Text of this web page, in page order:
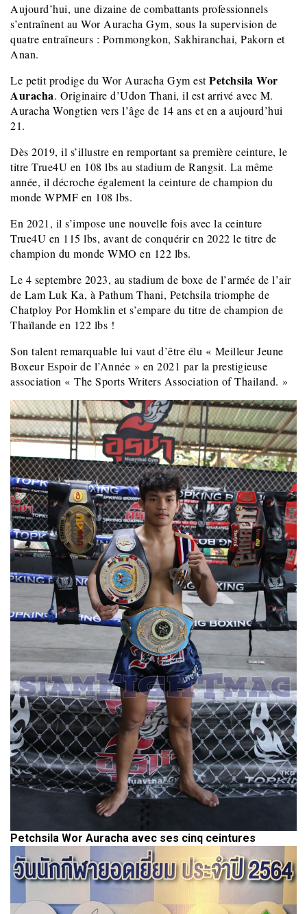
Aujourd’hui, une dizaine de combattants professionnels
s’entraînent au Wor Auracha Gym, sous la supervision de
quatre entraîneurs : Pornmongkon, Sakhiranchai, Pakorn et
Anan.
Le petit prodige du Wor Auracha Gym estPetchsila Wor
Auracha. Originaire d’Udon Thani, il est arrivé avec M.
Auracha Wongtien vers l’âge de 14 ans et en a aujourd’hui
21.
Dès 2019, il s’illustre en remportant sa première ceinture, le
titre True4U en 108 lbs au stadium de Rangsit. La même
année, il décroche également la ceinture de champion du
monde WPMF en 108 lbs.
En 2021, il s’impose une nouvelle fois avec la ceinture
True4U en 115 lbs, avant de conquérir en 2022 le titre de
champion du monde WMO en 122 lbs.
Le 4 septembre 2023, au stadium de boxe de l’armée de l’air
de Lam Luk Ka, à Pathum Thani, Petchsila triomphe de
Chatploy Por Homklin et s’empare du titre de champion de
Thaïlande en 122 lbs !
Son talent remarquable lui vaut d’être élu « Meilleur Jeune
Boxeur Espoir de l’Année » en 2021 par la prestigieuse
association « The Sports Writers Association of Thailand. »
Petchsila Wor Auracha avec ses cinq ceintures